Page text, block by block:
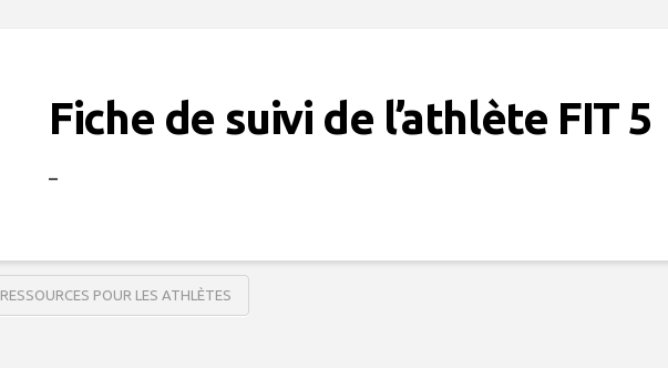
Fiche de suivi de l’athlète FIT 5
–
RESSOURCES POUR LES ATHLÈTES